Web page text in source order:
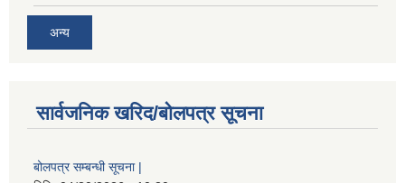
अन्य
सार्वजनिक खरिद/बोलपत्र सूचना
बोलपत्र सम्बन्धी सूचना |